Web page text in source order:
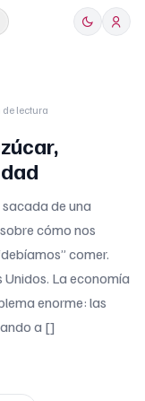
de lectura
de una
cómo nos
comer.
La economía
enorme: las
a []